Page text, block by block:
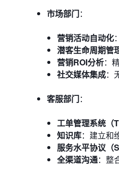
市场部门：
营销活动自动化
潜客生命周期管
营销ROI分析：
社交媒体集成：
客服部门：
工单管理系统（
知识库：建立和
服务水平协议（
全渠道沟通：整